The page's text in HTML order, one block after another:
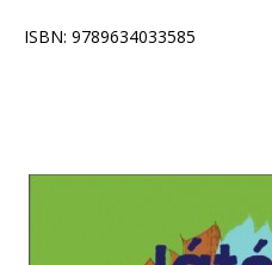
ISBN: 9789634033585